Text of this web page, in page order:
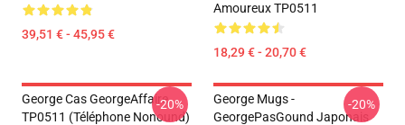
39,51 € - 45,95 €
Amoureux TP0511
18,29 € - 20,70 €
George Cas GeorgeAffaire
TP0511 (téléphone Nonound)
-20%
George Mugs -
GeorgePasGound Japonais
-20%